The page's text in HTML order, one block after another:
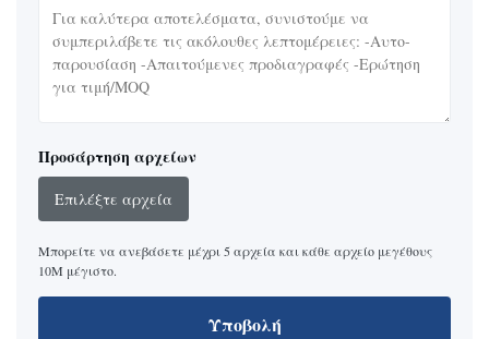
Προσάρτηση αρχείων
Επιλέξτε αρχεία
Μπορείτε να ανεβάσετε μέχρι 5 αρχεία και κάθε αρχείο μεγέθους
10M μέγιστο.
Υποβολή